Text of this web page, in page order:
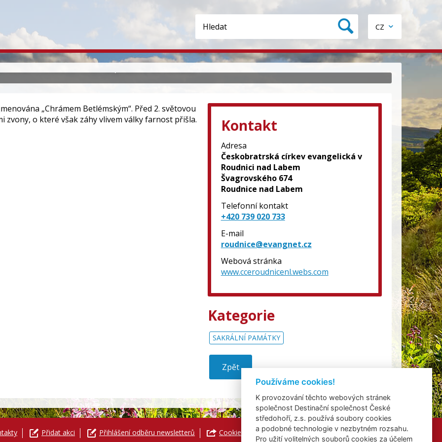
CZ
nad Labem
„Chrámem Betlémským“. Před 2. světovou
zvony, o které však záhy vlivem války farnost přišla.
Kontakt
Adresa
Českobratrská církev evangelická v
Roudnici nad Labem
Švagrovského 674
Roudnice nad Labem
Telefonní kontakt
+420 739 020 733
E-mail
roudnice@evangnet.cz
Webová stránka
www.cceroudnicenl.webs.com
Kategorie
SAKRÁLNÍ PAMÁTKY
Zpět
Přidat akci Přihlášení odběru newsletterů Cookies
Používáme cookies!
K provozování těchto webových stránek
společnost Destinační společnost České
středohoří, z.s. používá soubory cookies
a podobné technologie v nezbytném rozsahu.
Pro užití volitelných souborů cookies za účelem